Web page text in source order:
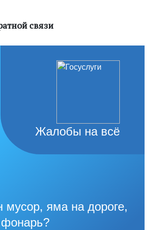
связи
Жалобы на всё
мусор, яма на дороге,
фонарь?